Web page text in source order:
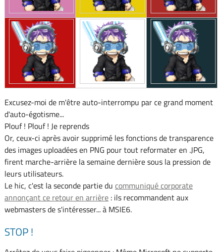
Excusez-moi de m'être auto-interrompu par ce grand moment
d'auto-égotisme...
Plouf ! Plouf ! Je reprends
Or, ceux-ci après avoir supprimé les fonctions de transparence
des images uploadées en PNG pour tout reformater en .JPG,
firent marche-arrière la semaine dernière sous la pression de
leurs utilisateurs.
Le hic, c'est la seconde partie du communiqué corporate
annonçant ce retour en arrière: ils recommandent aux
webmasters de s'intéresser... à MSIE6.
STOP !